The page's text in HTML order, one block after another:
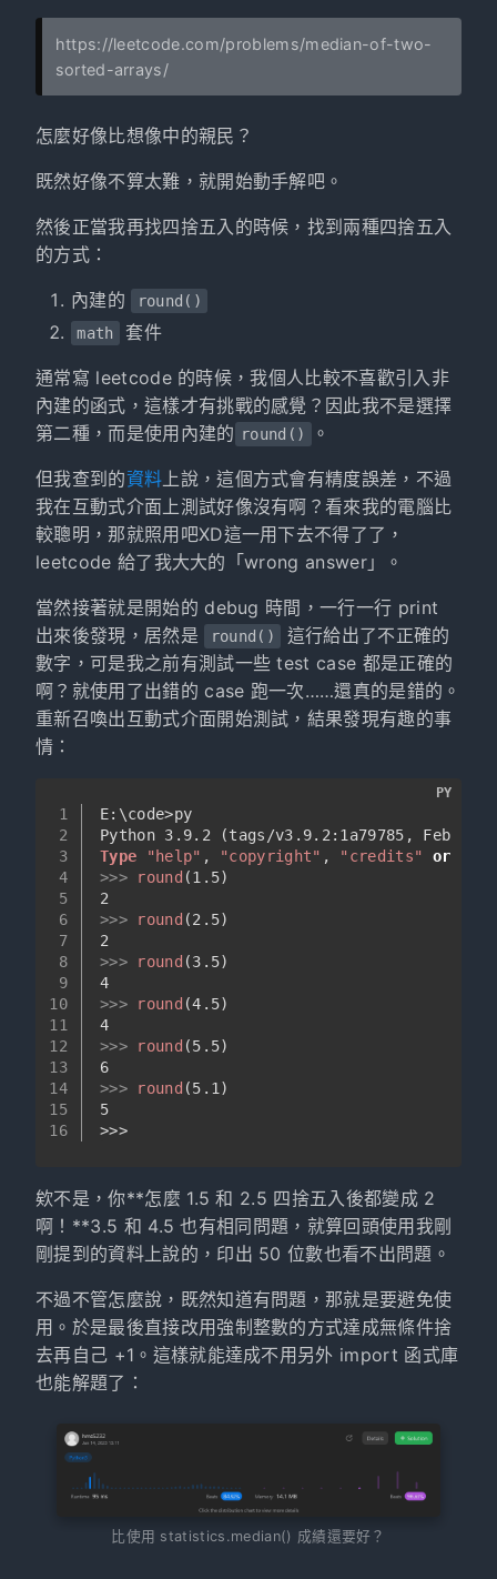
https://leetcode.com/problems/median-of-two-
sorted-arrays/
怎麼好像比想像中的親民？
既然好像不算太難，就開始動手解吧。
然後正當我再找四捨五入的時候，找到兩種四捨五入
的方式：
內建的
round()
math
套件
通常寫 leetcode 的時候，我個人比較不喜歡引入非
內建的函式，這樣才有挑戰的感覺？因此我不是選擇
第二種，而是使用內建的 round() 。
但我查到的資料上說，這個方式會有精度誤差，不過
我在互動式介面上測試好像沒有啊？看來我的電腦比
較聰明，那就照用吧XD這一用下去不得了了，
leetcode 給了我大大的「wrong answer」。
當然接著就是開始的 debug 時間，一行一行 print
出來後發現，居然是
round()
這行給出了不正確的
數字，可是我之前有測試一些 test case 都是正確的
啊？就使用了出錯的 case 跑一次……還真的是錯的。
重新召喚出互動式介面開始測試，結果發現有趣的事
情：
1
2
3
4
5
6
7
8
9
10
11
12
13
14
15
16
E:\code>py
Python 3.9.2 (tags/v3 .9.2 :1a79785, Feb
Type
"help" , "copyright" , "credits" or
>>>
round (1.5)
2
>>>
round (2.5)
2
>>>
round (3.5)
4
>>>
round (4.5)
4
>>>
round (5.5)
6
>>>
round (5.1 )
5
>>>
PY
欸不是，你**怎麼 1.5 和 2.5 四捨五入後都變成 2
啊！**3.5 和 4.5 也有相同問題，就算回頭使用我剛
剛提到的資料上說的，印出 50 位數也看不出問題。
不過不管怎麼說，既然知道有問題，那就是要避免使
用。於是最後直接改用強制整數的方式達成無條件捨
去再自己 +1。這樣就能達成不用另外 import 函式庫
也能解題了：
比使用 statistics.median() 成績還要好？